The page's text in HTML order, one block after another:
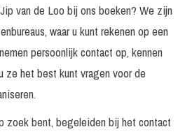
van de Loo bij ons boeken? We zijn
waar u kunt rekenen op een
persoonlijk contact op, kennen
ze het best kunt vragen voor de
zoek bent, begeleiden bij het contact